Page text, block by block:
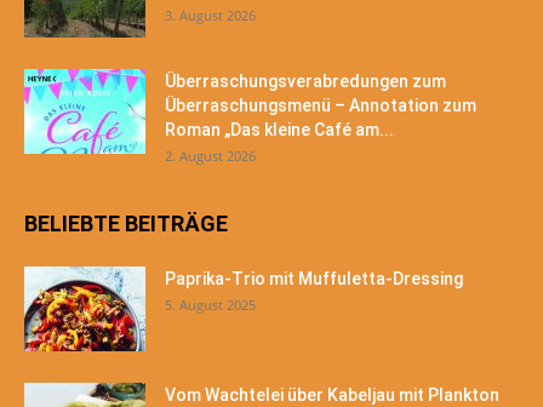
3. August 2026
Überraschungsverabredungen zum
Überraschungsmenü – Annotation zum
Roman „Das kleine Café am...
2. August 2026
BELIEBTE BEITRÄGE
Paprika-Trio mit Muffuletta-Dressing
5. August 2025
Vom Wachtelei über Kabeljau mit Plankton